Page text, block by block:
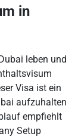
in
leben und
Visa ist ein
aufzuhalten
empfiehlt
Setup